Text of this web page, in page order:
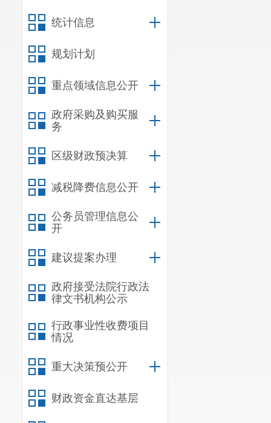
统计信息
规划计划
重点领域信息公开
政府采购及购买服
务
区级财政预决算
减税降费信息公开
公务员管理信息公
开
建议提案办理
政府接受法院行政法
律文书机构公示
行政事业性收费项目
情况
重大决策预公开
财政资金直达基层